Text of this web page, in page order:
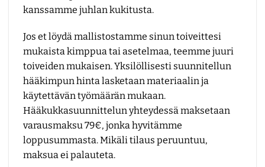
kanssamme juhlan kukitusta.
Jos et löydä mallistostamme sinun toiveittesi
mukaista kimppua tai asetelmaa, teemme juuri
toiveiden mukaisen. Yksilöllisesti suunnitellun
hääkimpun hinta lasketaan materiaalin ja
käytettävän työmäärän mukaan.
Hääkukkasuunnittelun yhteydessä maksetaan
varausmaksu 79€, jonka hyvitämme
loppusummasta. Mikäli tilaus peruuntuu,
maksua ei palauteta.